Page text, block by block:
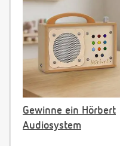
Gewinne ein Hörbert
Audiosystem